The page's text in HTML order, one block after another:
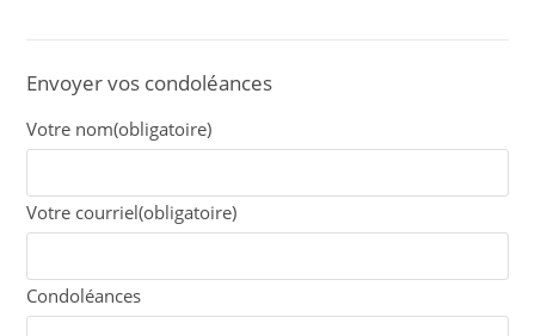
Envoyer vos condoléances
Votre nom(obligatoire)
Votre courriel(obligatoire)
Condoléances